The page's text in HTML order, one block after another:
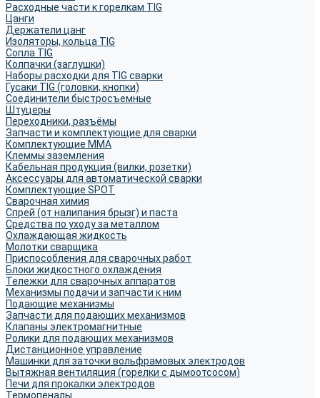
Расходные части к горелкам TIG
Цанги
Держатели цанг
Изоляторы, кольца TIG
Сопла TIG
Колпачки (заглушки)
Наборы расходки для TIG сварки
Гусаки TIG (головки, кнопки)
Соединители быстросъемные
Штуцеры
Переходники, разъёмы
Запчасти и комплектующие для сварки
Комплектующие ММА
Клеммы заземления
Кабельная продукция (вилки, розетки)
Аксессуары для автоматической сварки
Комплектующие SPOT
Сварочная химия
Спрей (от налипания брызг) и паста
Средства по уходу за металлом
Охлаждающая жидкость
Молотки сварщика
Приспособления для сварочных работ
Блоки жидкостного охлаждения
Тележки для сварочных аппаратов
Механизмы подачи и запчасти к ним
Подающие механизмы
Запчасти для подающих механизмов
Клапаны электромагнитные
Ролики для подающих механизмов
Дистанционное управление
Машинки для заточки вольфрамовых электродов
Вытяжная вентиляция (горелки с дымоотсосом)
Печи для прокалки электродов
Термопеналы